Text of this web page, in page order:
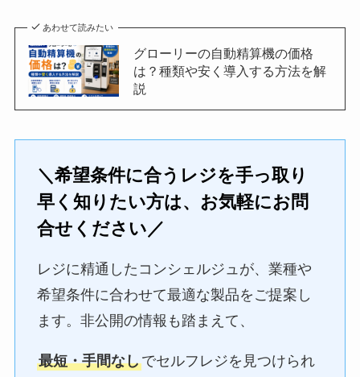
あわせて読みたい
グローリーの自動精算機の価格
は？種類や安く導入する方法を解
説
＼希望条件に合うレジを手っ取り
早く知りたい方は、お気軽にお問
合せください／
レジに精通したコンシェルジュが、業種や
希望条件に合わせて最適な製品をご提案し
ます。非公開の情報も踏まえて、
最短・手間なしでセルフレジを見つけられ